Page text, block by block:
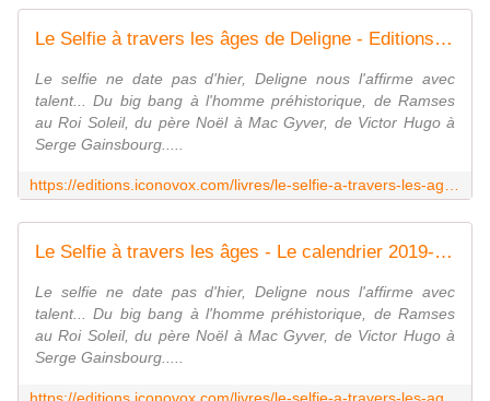
Le Selfie à travers les âges de Deligne - Editions Iconovox
Le selfie ne date pas d'hier, Deligne nous l'affirme avec
talent... Du big bang à l'homme préhistorique, de Ramses
au Roi Soleil, du père Noël à Mac Gyver, de Victor Hugo à
Serge Gainsbourg.....
Le Selfie à travers les âges - Le calendrier 2019-2020 de Deligne - Editions Iconovox
Le selfie ne date pas d'hier, Deligne nous l'affirme avec
talent... Du big bang à l'homme préhistorique, de Ramses
au Roi Soleil, du père Noël à Mac Gyver, de Victor Hugo à
Serge Gainsbourg.....